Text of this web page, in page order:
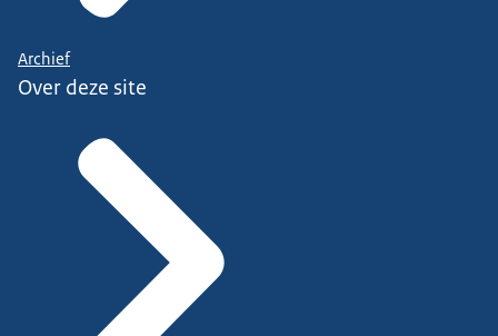
Archief
Over deze site